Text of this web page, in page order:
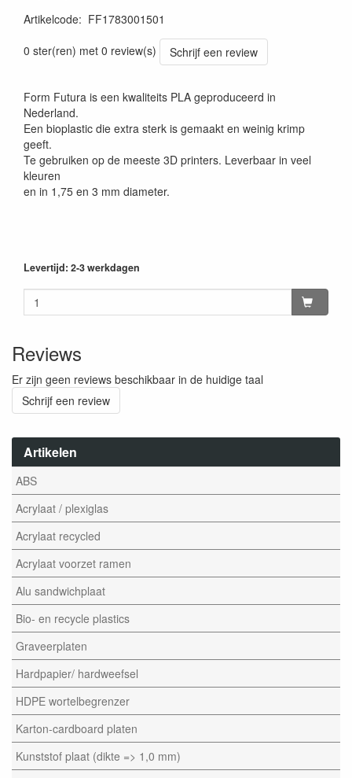
Artikelen
ABS
Acrylaat / plexiglas
Acrylaat recycled
Acrylaat voorzet ramen
Alu sandwichplaat
Bio- en recycle plastics
Graveerplaten
Hardpapier/ hardweefsel
HDPE wortelbegrenzer
Karton-cardboard platen
Kunststof plaat (dikte => 1,0 mm)
Artikelcode: FF1783001501
0 ster(ren) met 0 review(s)
Schrijf een review
Form Futura is een kwaliteits PLA geproduceerd in
Nederland.
Een bioplastic die extra sterk is gemaakt en weinig krimp
geeft.
Te gebruiken op de meeste 3D printers. Leverbaar in veel
kleuren
en in 1,75 en 3 mm diameter.
Levertijd: 2-3 werkdagen
Reviews
Er zijn geen reviews beschikbaar in de huidige taal
Schrijf een review